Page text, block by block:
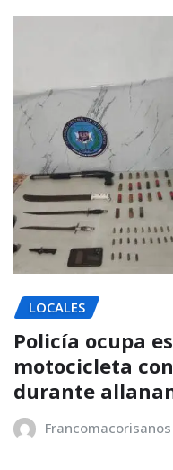
LOCALES
Policía ocupa
motocicleta
durante
Francomacorisanos